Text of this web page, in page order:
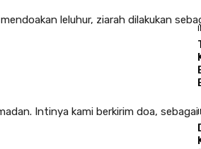
leluhur, ziarah dilakukan
Intinya kami berkirim doa,